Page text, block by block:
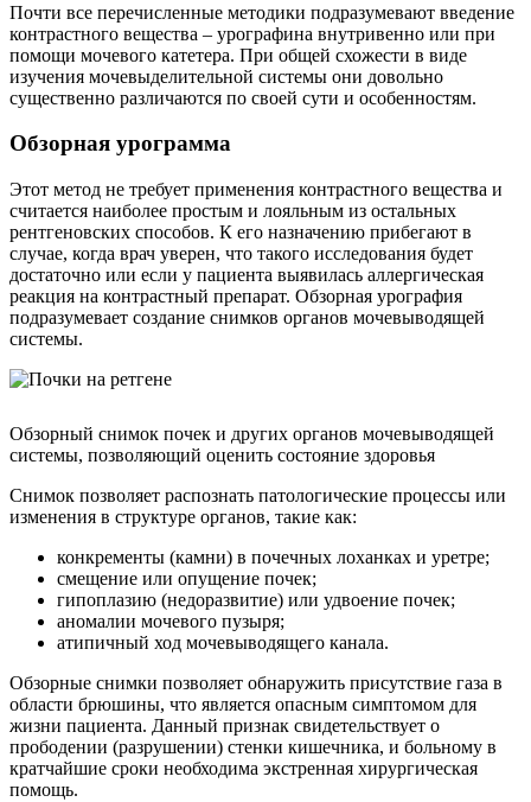
Почти все перечисленные методики подразумевают введение
контрастного вещества – урографина внутривенно или при
помощи мочевого катетера. При общей схожести в виде
изучения мочевыделительной системы они довольно
существенно различаются по своей сути и особенностям.
Обзорная урограмма
Этот метод не требует применения контрастного вещества и
считается наиболее простым и лояльным из остальных
рентгеновских способов. К его назначению прибегают в
случае, когда врач уверен, что такого исследования будет
достаточно или если у пациента выявилась аллергическая
реакция на контрастный препарат. Обзорная урография
подразумевает создание снимков органов мочевыводящей
системы.
Обзорный снимок почек и других органов мочевыводящей
системы, позволяющий оценить состояние здоровья
Снимок позволяет распознать патологические процессы или
изменения в структуре органов, такие как:
конкременты (камни) в почечных лоханках и уретре;
смещение или опущение почек;
гипоплазию (недоразвитие) или удвоение почек;
аномалии мочевого пузыря;
атипичный ход мочевыводящего канала.
Обзорные снимки позволяет обнаружить присутствие газа в
области брюшины, что является опасным симптомом для
жизни пациента. Данный признак свидетельствует о
прободении (разрушении) стенки кишечника, и больному в
кратчайшие сроки необходима экстренная хирургическая
помощь.